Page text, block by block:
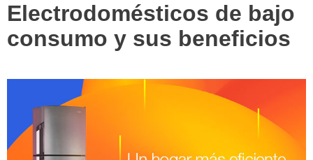
Electrodomésticos de bajo
consumo y sus beneficios